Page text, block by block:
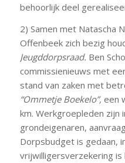
behoorlijk deel
2) Samen met Natascha
Offenbeek zich bezig
Jeugddorpsraad. Ben
commissienieuws met
stand van zaken met
“Ommetje Boekelo”, een
km. Werkgroepleden zijn
grondeigenaren,
Dorpsbudget is gedaan,
vrijwilligersverzekering